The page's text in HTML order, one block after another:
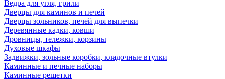
Ведра для угля, грили
Дверцы для каминов и печей
Дверцы зольников, печей для выпечки
Деревянные кадки, ковши
Дровницы, тележки, корзины
Духовые шкафы
Задвижки, зольные коробки, кладочные втулки
Каминные и печные наборы
Каминные решетки